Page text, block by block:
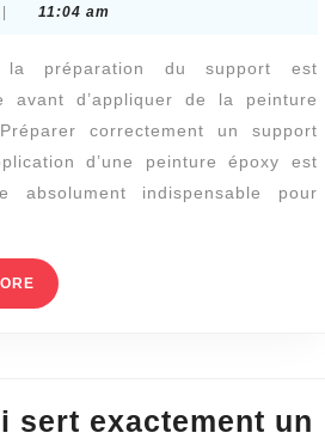
surface
avant
d’appliquer
de
19,
11:04 am
la préparation du support est
avant d’appliquer de la peinture
correctement un support
d’une peinture époxy est
absolument indispensable pour
READ
MORE
sert exactement un